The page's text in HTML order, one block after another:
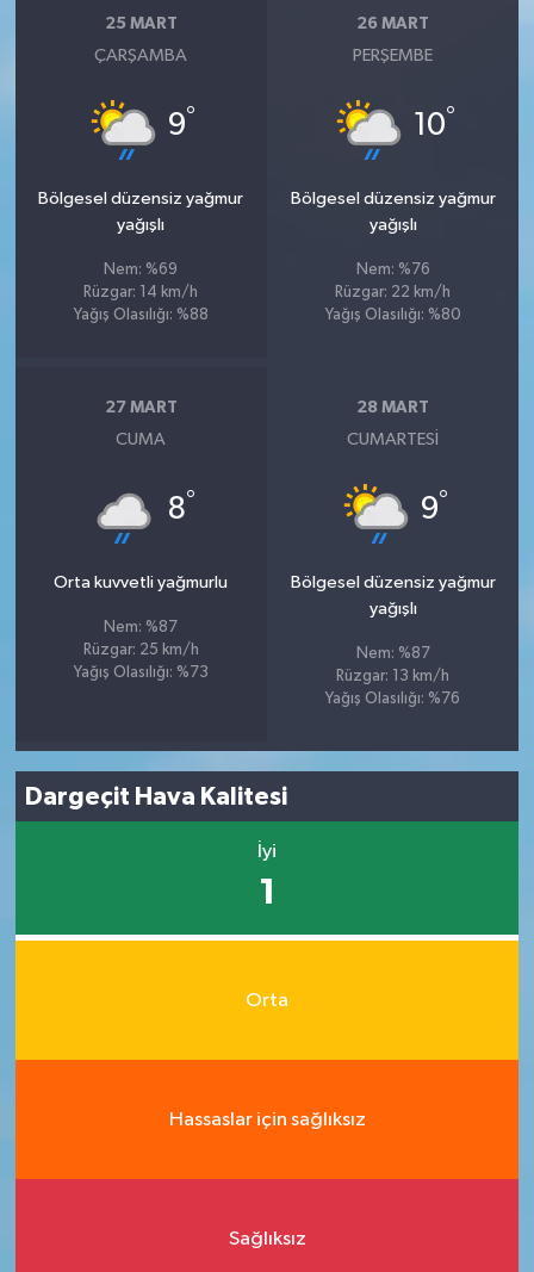
25 MART
ÇARŞAMBA
9°
Bölgesel düzensiz yağmur
yağışlı
Nem: %69
Rüzgar: 14 km/h
Yağış Olasılığı: %88
26 MART
PERŞEMBE
10°
Bölgesel düzensiz yağmur
yağışlı
Nem: %76
Rüzgar: 22 km/h
Yağış Olasılığı: %80
27 MART
CUMA
8°
Orta kuvvetli yağmurlu
Nem: %87
Rüzgar: 25 km/h
Yağış Olasılığı: %73
28 MART
CUMARTESI
9°
Bölgesel düzensiz yağmur
yağışlı
Nem: %87
Rüzgar: 13 km/h
Yağış Olasılığı: %76
Dargeçit Hava Kalitesi
İyi
1
Orta
Hassaslar için sağlıksız
Sağlıksız